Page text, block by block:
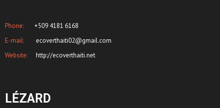
Phone:
+509 4181 6168
E-mail:
ecoverthaiti02@gmail.com
Website:
http://ecoverthaiti.net
LÉZARD